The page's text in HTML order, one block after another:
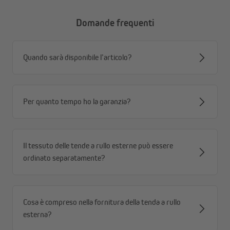
scegli il modello che preferisci
dimensioni: 1,2 × 2,5 m / 1,4 × 2,5 m / 1,6 × 2,5 m.
permette di adattare il livello di ombreggiatura in base
Il cassonetto in alluminio verniciato a polvere
protegge il tessuto dagli agenti atmosferici. Il telo è
realizzato in poliestere tinto in massa (220 g/m²) con
Domande frequenti
Quando sarà disponibile l’articolo?
Per quanto tempo ho la garanzia?
Il tessuto delle tende a rullo esterne può essere
ordinato separatamente?
Cosa è compreso nella fornitura della tenda a rullo
esterna?